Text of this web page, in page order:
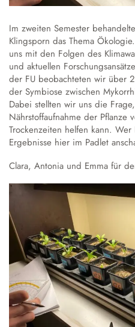
Schulgeschichte
Annette von Droste-Hülshoff
Sprachbildung
Austausch und Fahrten
Wettbewerbe
Instrumentenausleihe
Datenschutz
Alltag
Unterrichtszeiten
Krankmeldung
Verpflegung
Schließfächer
Schulordnung
Wechsel an die Droste
Im zweiten Semester
Klingsporn das Thema
uns mit den Folgen des
und aktuellen
der FU beobachteten wir über
der Symbiose zwischen
Dabei stellten wir uns die
Nährstoffaufnahme der Pflanze
Trockenzeiten helfen kann.
Ergebnisse hier im Padlet
Clara, Antonia und Emma für